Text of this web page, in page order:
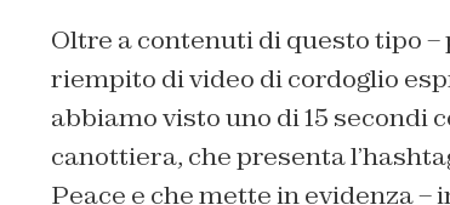
Oltre a contenuti di questo tipo –
riempito di video di cordoglio
abbiamo visto uno di 15 secondi
canottiera, che presenta
Peace e che mette in evidenza –